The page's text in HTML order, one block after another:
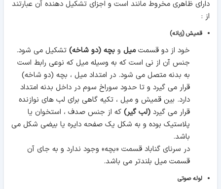
دارای ظاهری مخروط مانند است و اجزای تشکیل دهنده آن عبارتند
از :
قمیش (زبانه)
خود از دو قسمتمیل و بچه (دو شاخه) تشکیل می شود.
جنس آن از نی است که به وسیله میل که نوعی رابط است
به بدنه متصل می شود. در امتداد میل ، بچه (دو شاخه)
قرار می گیرد و تا حدود سوراخ سوم در داخل بدنه امتداد
دارد. بین قمیش و میل ، تکیه گاهی برای لب های نوازنده
قرار می گیرد (لب گیر) که از جنس صدف ، استخوان یا
پلاستیک بوده و به شکل یک صفحه دایره یا بیضی شکل می
باشد.
در سرنای گناباد قسمت «بچه» وجود ندارد و به جای آن
قسمت میل بلندتر می باشد.
لوله صوتی